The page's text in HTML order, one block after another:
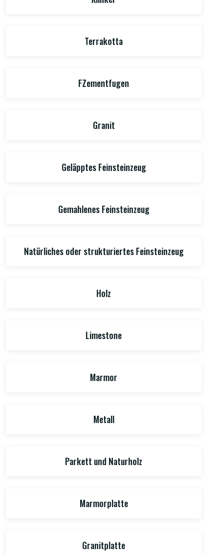
Terrakotta
FZementfugen
Granit
Geläpptes Feinsteinzeug
Gemahlenes Feinsteinzeug
Natürliches oder strukturiertes Feinsteinzeug
Holz
Limestone
Marmor
Metall
Parkett und Naturholz
Marmorplatte
Granitplatte